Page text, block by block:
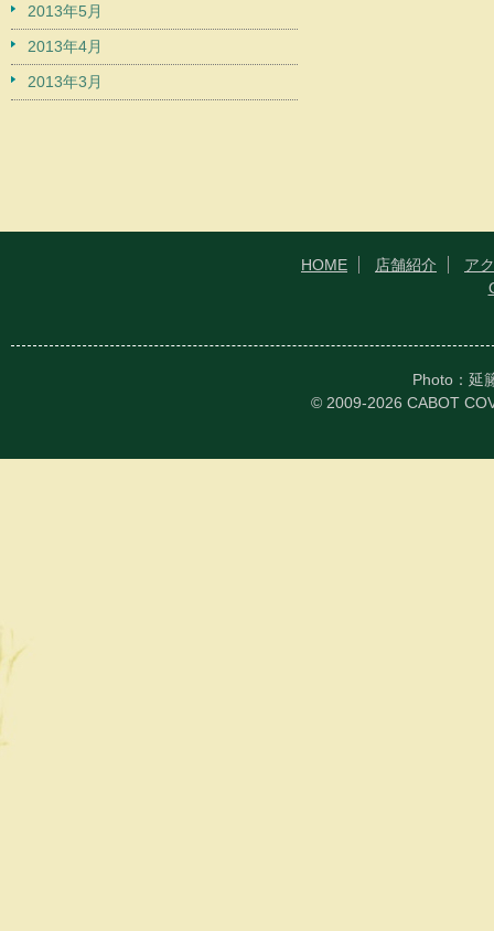
2013年5月
2013年4月
2013年3月
HOME 店舗紹介
ア
Photo：延
© 2009-2026 CABOT